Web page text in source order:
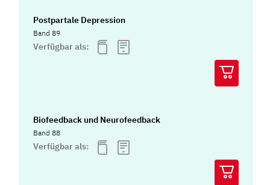
Postpartale Depression
Band 89
Verfügbar als:
Biofeedback und Neurofeedback
Band 88
Verfügbar als: